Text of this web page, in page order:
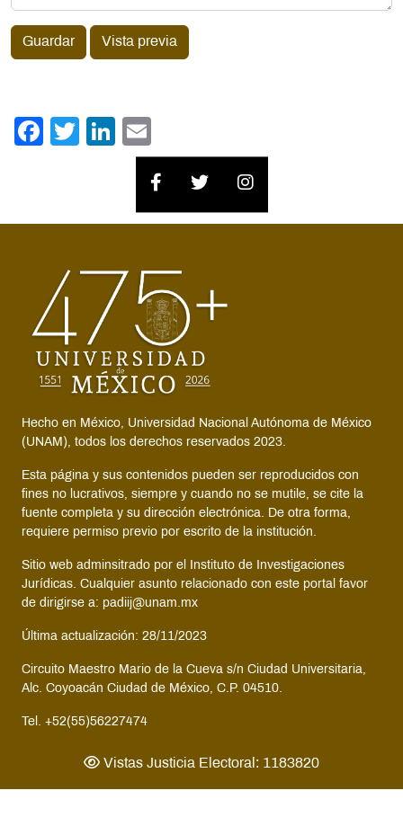
Guardar Vista previa
Facebook
TwitterLinkedIn
Hecho en México, Universidad Nacional Autónoma de México
(UNAM), todos los derechos reservados 2023.
Esta página y sus contenidos pueden ser reproducidos con
fines no lucrativos, siempre y cuando no se mutile, se cite la
fuente completa y su dirección electrónica. De otra forma,
requiere permiso previo por escrito de la institución.
Sitio web adminsitrado por el Instituto de Investigaciones
Jurídicas. Cualquier asunto relacionado con este portal favor
de dirigirse a: padiij@unam.mx
Última actualización: 28/11/2023
Circuito Maestro Mario de la Cueva s/n Ciudad Universitaria,
Alc. Coyoacán Ciudad de México, C.P. 04510.
Tel. +52(55)56227474
Vistas Justicia Electoral: 1183820